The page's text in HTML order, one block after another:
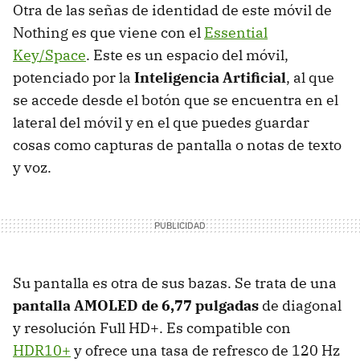
Otra de las señas de identidad de este móvil de
Nothing es que viene con el Essential
Key/Space. Este es un espacio del móvil,
potenciado por la Inteligencia Artificial, al que
se accede desde el botón que se encuentra en el
lateral del móvil y en el que puedes guardar
cosas como capturas de pantalla o notas de texto
y voz.
Su pantalla es otra de sus bazas. Se trata de una
pantalla AMOLED de 6,77 pulgadas de diagonal
y resolución Full HD+. Es compatible con
HDR10+ y ofrece una tasa de refresco de 120 Hz